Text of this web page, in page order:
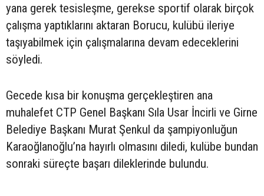
yana gerek tesisleşme, gerekse sportif olarak birçok
çalışma yaptıklarını aktaran Borucu, kulübü ileriye
taşıyabilmek için çalışmalarına devam edeceklerini
söyledi.
Gecede kısa bir konuşma gerçekleştiren ana
muhalefet CTP Genel Başkanı Sıla Usar İncirli ve Girne
Belediye Başkanı Murat Şenkul da şampiyonluğun
Karaoğlanoğlu’na hayırlı olmasını diledi, kulübe bundan
sonraki süreçte başarı dileklerinde bulundu.